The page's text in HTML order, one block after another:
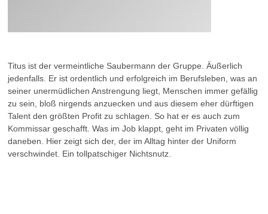
Titus ist der vermeintliche Saubermann der Gruppe. Äußerlich
jedenfalls. Er ist ordentlich und erfolgreich im Berufsleben, was an
seiner unermüdlichen Anstrengung liegt, Menschen immer gefällig
zu sein, bloß nirgends anzuecken und aus diesem eher dürftigen
Talent den größten Profit zu schlagen. So hat er es auch zum
Kommissar geschafft. Was im Job klappt, geht im Privaten völlig
daneben. Hier zeigt sich der, der im Alltag hinter der Uniform
verschwindet. Ein tollpatschiger Nichtsnutz.